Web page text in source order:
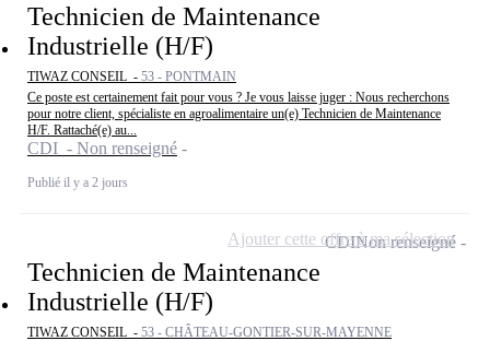
Technicien de Maintenance
Industrielle (H/F)
TIWAZ CONSEIL - 53 - PONTMAIN
Ce poste est certainement fait pour vous ? Je vous laisse juger : Nous recherchons
pour notre client, spécialiste en agroalimentaire un(e) Technicien de Maintenance
H/F. Rattaché(e) au...
CDI - Non renseigné
Publié il y a 2 jours
Technicien de Maintenance
Industrielle (H/F)
TIWAZ CONSEIL - 53 - CHÂTEAU-GONTIER-SUR-MAYENNE
CDINon renseigné
Ajouter cette offre à ma sélection